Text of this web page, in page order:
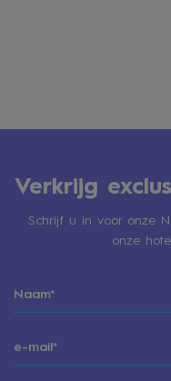
Verkrijg
Schrijf u in voor onze
onze